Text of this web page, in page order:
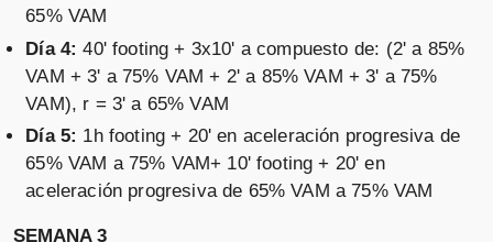
65% VAM
Día 4: 40' footing + 3x10' a compuesto de: (2' a 85%
VAM + 3' a 75% VAM + 2' a 85% VAM + 3' a 75%
VAM), r = 3' a 65% VAM
Día 5: 1h footing + 20' en aceleración progresiva de
65% VAM a 75% VAM+ 10' footing + 20' en
aceleración progresiva de 65% VAM a 75% VAM
SEMANA 3